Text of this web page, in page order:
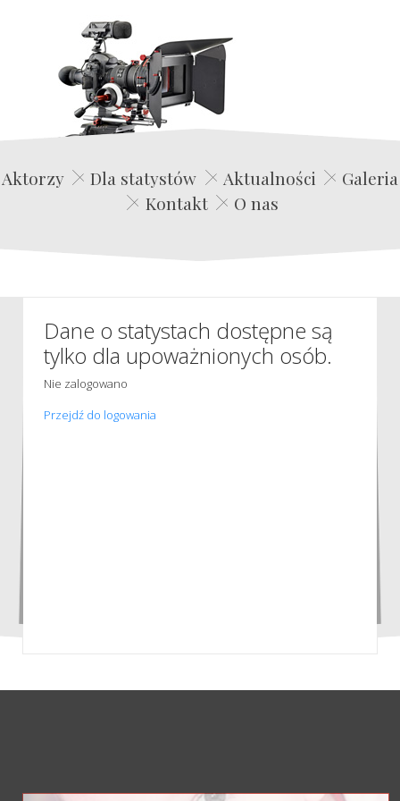
Edwin Film Agencja Aktorska
Aktorzy Dla statystów Aktualności
Galeria
Kontakt
O nas
Dane o statystach dostępne są
tylko dla upoważnionych osób.
Nie zalogowano
Przejdź do logowania